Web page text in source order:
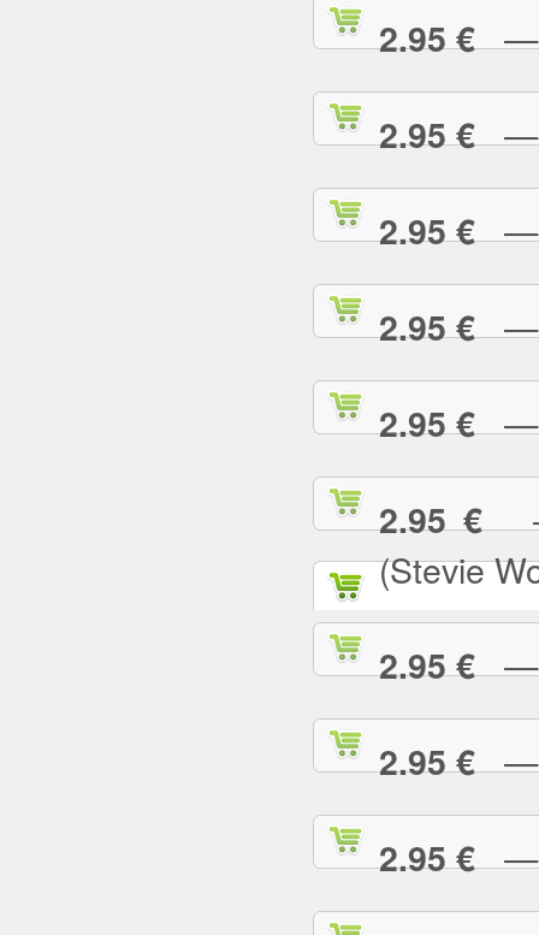
2.95 €—
2.95 €—
2.95 €—
2.95 €—
2.95 €—
2.95 €—
(Stevie
2.95 €—
2.95 €—
2.95 €—